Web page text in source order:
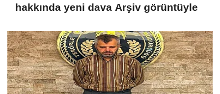
hakkında yeni dava Arşiv görüntüyle